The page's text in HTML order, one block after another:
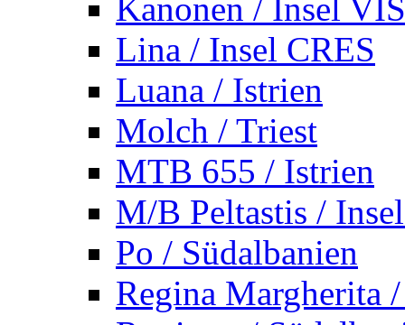
Kanonen / Insel VIS
Lina / Insel CRES
Luana / Istrien
Molch / Triest
MTB 655 / Istrien
M/B Peltastis /
Po / Südalbanien
Regina Margherita